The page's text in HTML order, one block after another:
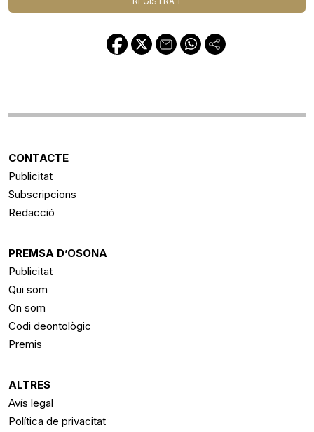
CONTACTE
Publicitat
Subscripcions
Redacció
PREMSA D’OSONA
Publicitat
Qui som
On som
Codi deontològic
Premis
ALTRES
Avís legal
Política de privacitat